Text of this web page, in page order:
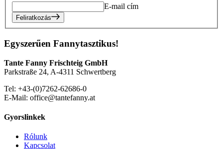
E-mail cím
Feliratkozás
Egyszerűen Fannytasztikus!
Tante Fanny Frischteig GmbH
Parkstraße 24, A-4311 Schwertberg
Tel: +43-(0)7262-62686-0
E-Mail: office@tantefanny.at
Gyorslinkek
Rólunk
Kapcsolat